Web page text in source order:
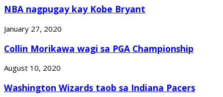
NBA nagpugay kay Kobe Bryant
January 27, 2020
Collin Morikawa wagi sa PGA Championship
August 10, 2020
Washington Wizards taob sa Indiana Pacers